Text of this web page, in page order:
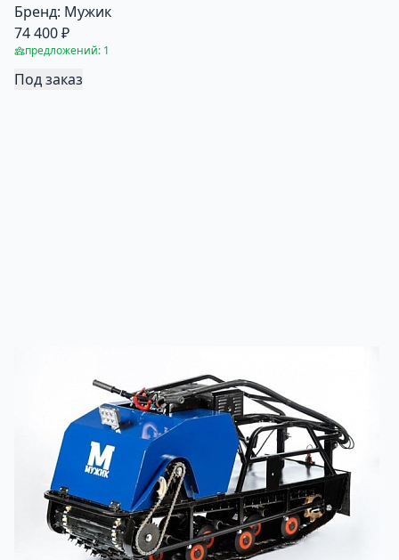
Бренд: Мужик
74 400 ₽
предложений: 1
Под заказ